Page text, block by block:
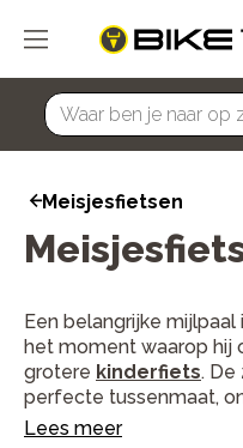
home
Meisjesfietsen
Een belangrijke mijlpaal
het moment waarop hij
grotere kinderfiets. De
perfecte tussenmaat,
tussen de 7 en 10 jaar
Lees meer